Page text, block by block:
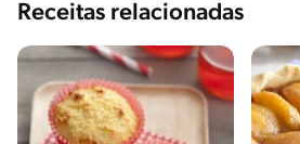
Receitas relacionadas